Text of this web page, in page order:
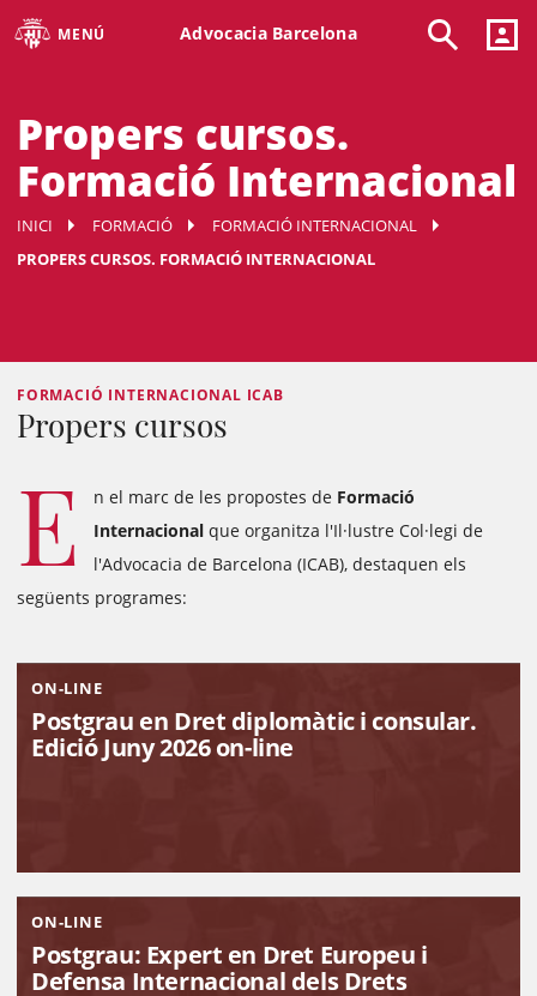
MENÚ Advocacia Barcelona
Propers cursos.
Formació Internacional
INICI FORMACIÓ
FORMACIÓ INTERNACIONAL
PROPERS CURSOS. FORMACIÓ INTERNACIONAL
FORMACIÓ INTERNACIONAL ICAB
Propers cursos
E n el marc de les propostes de Formació
Internacional que organitza l'Il·lustre Col·legi de
l'Advocacia de Barcelona (ICAB), destaquen els
següents programes:
ON-LINE
Postgrau en Dret diplomàtic i consular.
Edició Juny 2026 on-line
ON-LINE
Postgrau: Expert en Dret Europeu i
Defensa Internacional dels Drets